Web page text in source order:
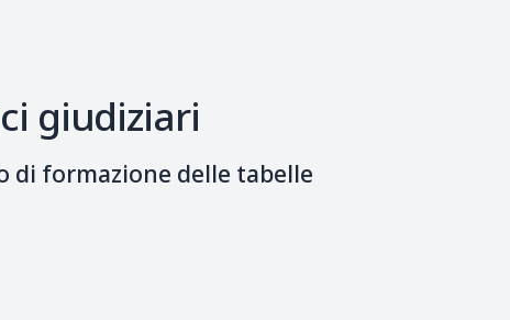
giudiziari
di formazione delle tabelle